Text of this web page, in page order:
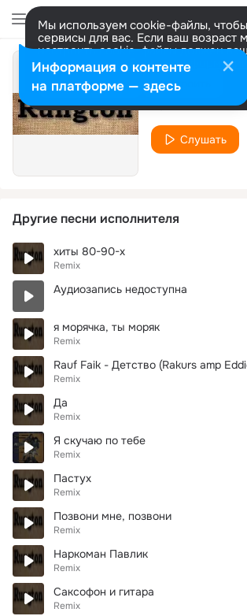
Мы используем cookie-файлы,
сервисы для вас. Если ваш возраст
настроить cookie-файлы должен
представитель. Больше
Разрешить все Настроить
DJ
Remix
Слушать
Другие песни исполнителя
хиты 80-90-х
Remix
Аудиозапись недоступна
я морячка, ты моряк
Remix
Remix
Да
Remix
Я скучаю по тебе
Remix
Пастух
Remix
Позвони мне, позвони
Remix
Наркоман Павлик
Remix
Саксофон и гитара
Remix
Информация о контенте
на платформе — здесь